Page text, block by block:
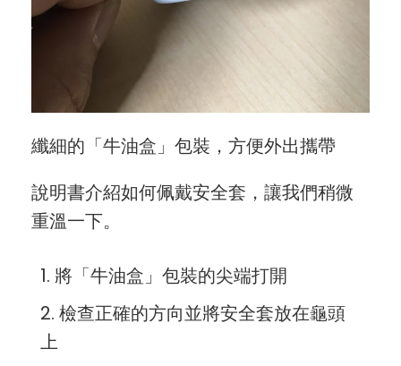
纖細的「牛油盒」包裝，方便外出攜帶
說明書介紹如何佩戴安全套，讓我們稍微
重溫一下。
將「牛油盒」包裝的尖端打開
檢查正確的方向並將安全套放在龜頭
上